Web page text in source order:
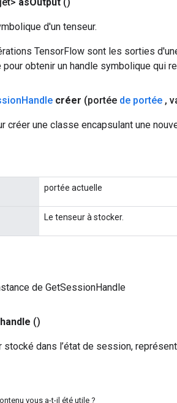
d'un tenseur.
TensorFlow sont les sorties
obtenir un handle symbolique qui
Handle créer (portée de portée ,
créer une classe encapsulant une
portée actuelle
Le tenseur à stocker.
de GetSessionHandle
handle ()
stocké dans l’état de session,
vous a-t-il été utile ?